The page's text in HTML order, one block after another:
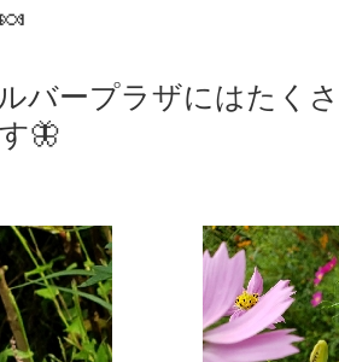
🍬
バープラザにはた
🦋